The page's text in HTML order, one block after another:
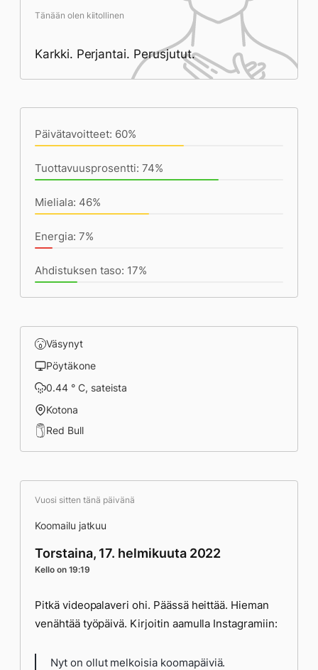
Tänään olen kiitollinen
Karkki. Perjantai. Perusjutut.
Päivätavoitteet: 60%
Tuottavuusprosentti: 74%
Mieliala: 46%
Energia: 7%
Ahdistuksen taso: 17%
Väsynyt
Pöytäkone
0.44 ° C, sateista
Kotona
Red Bull
Vuosi sitten tänä päivänä
Koomailu jatkuu
Torstaina, 17. helmikuuta 2022
Kello on 19:19
Pitkä videopalaveri ohi. Päässä heittää. Hieman
venähtää työpäivä. Kirjoitin aamulla Instagramiin:
Nyt on ollut melkoisia koomapäiviä.